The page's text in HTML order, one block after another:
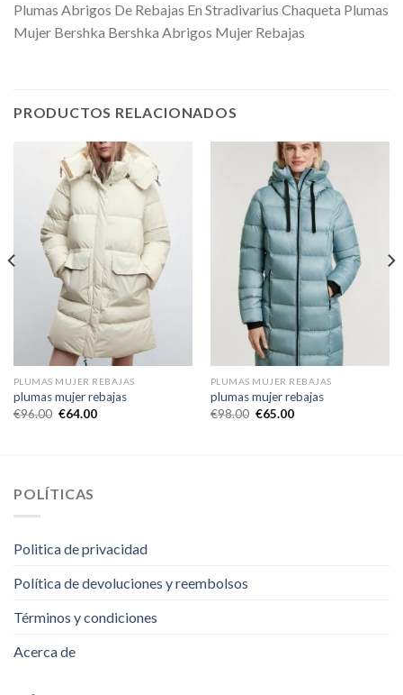
Plumas Abrigos De Rebajas En Stradivarius Chaqueta Plumas
Mujer Bershka Bershka Abrigos Mujer Rebajas
PRODUCTOS RELACIONADOS
PLUMAS MUJER REBAJAS
plumas mujer rebajas
€96.00 €64.00
PLUMAS MUJER REBAJAS
plumas mujer rebajas
€98.00 €65.00
POLÍTICAS
Politica de privacidad
Política de devoluciones y reembolsos
Términos y condiciones
Acerca de